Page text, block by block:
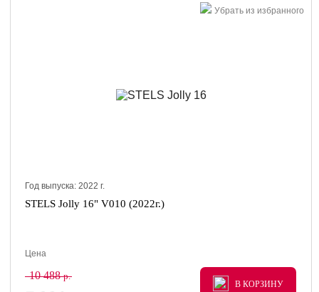
Убрать из избранного
Год выпуска:2022г.
STELS Jolly 16" V010 (2022г.)
Цена
10 488р.
В КОРЗИНУ
В КОРЗИНУ
В КОРЗИНУ